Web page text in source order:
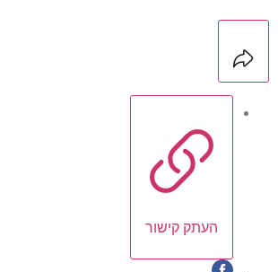
העתק קישור